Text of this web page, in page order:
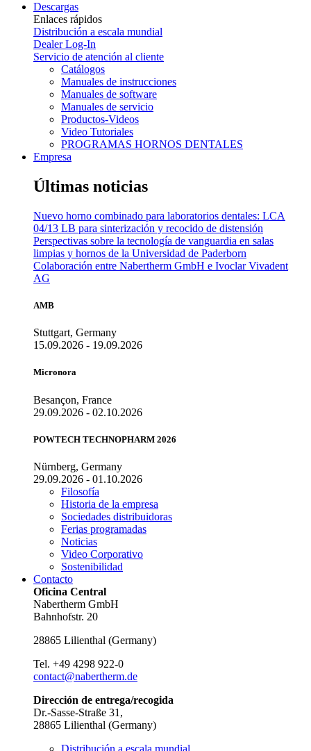
Descargas
Enlaces rápidos
Distribución a escala mundial
Dealer Log-In
Servicio de atención al cliente
Catálogos
Manuales de instrucciones
Manuales de software
Manuales de servicio
Productos-Videos
Video Tutoriales
PROGRAMAS HORNOS DENTALES
Empresa
Últimas noticias
Nuevo horno combinado para laboratorios dentales: LCA
04/13 LB para sinterización y recocido de distensión
Perspectivas sobre la tecnología de vanguardia en salas
limpias y hornos de la Universidad de Paderborn
Colaboración entre Nabertherm GmbH e Ivoclar Vivadent
AG
AMB
Stuttgart, Germany
15.09.2026 - 19.09.2026
Micronora
Besançon, France
29.09.2026 - 02.10.2026
POWTECH TECHNOPHARM 2026
Nürnberg, Germany
29.09.2026 - 01.10.2026
Filosofía
Historia de la empresa
Sociedades distribuidoras
Ferias programadas
Noticias
Video Corporativo
Sostenibilidad
Contacto
Oficina Central
Nabertherm GmbH
Bahnhofstr. 20
28865 Lilienthal (Germany)
Tel. +49 4298 922-0
contact@nabertherm.de
Dirección de entrega/recogida
Dr.-Sasse-Straße 31,
28865 Lilienthal (Germany)
Distribución a escala mundial